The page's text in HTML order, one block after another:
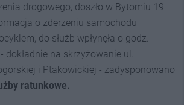
drogowego, doszło w Bytomiu 19
o zderzeniu samochodu
do służb wpłynęła o godz.
dokładnie na skrzyżowanie ul.
i Ptakowickiej - zadysponowano
ratunkowe.